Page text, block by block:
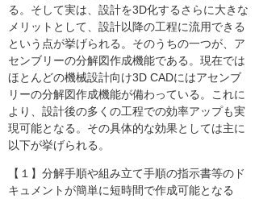
る。そして実は、設計を3D化するさらに大きな
メリットとして、設計以降の工程に流用できる
という点が挙げられる。そのうちの一つが、ア
センブリーの分解図作成機能である。現在では
ほとんどの機械設計向け3D CADにはアセンブ
リーの分解図作成機能が備わっている。これに
より、設計後の多くの工程での効率アップも実
現可能となる。その具体的な効果としては主に
以下が挙げられる。
【１】分解手順や組み立て手順の指示書等のド
キュメントが簡単に短時間で作成可能となる